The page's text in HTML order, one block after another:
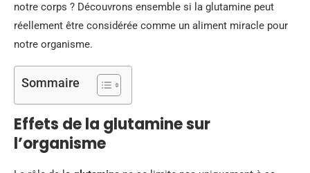
notre corps ? Découvrons ensemble si la glutamine peut
réellement être considérée comme un aliment miracle pour
notre organisme.
Sommaire
Effets de la glutamine sur
l’organisme